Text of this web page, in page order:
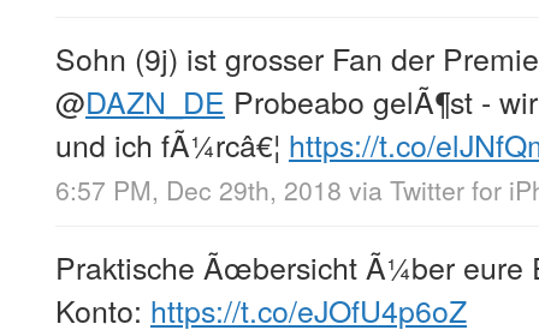
Sohn (9j) ist grosser Fan der
@DAZN_DE Probeabo gelÃ¶st -
und ich fÃ¼rcâ€¦ https://t.co/
6:57 PM, Dec 29th, 2018 via Twitter for
Praktische Ãœbersicht Ã¼ber eure
Konto: https://t.co/eJOfU4p6oZ